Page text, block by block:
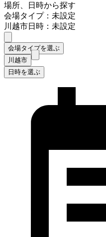
場所、日時から探す
会場タイプ：未設定
川越市日時：未設定
会場タイプを選ぶ
川越市
日時を選ぶ